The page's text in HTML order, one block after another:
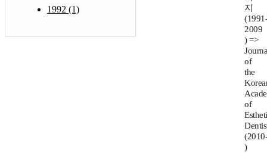
1992 (1)
지
(1991-
2009
) =>
of
the
of
(2010-
)